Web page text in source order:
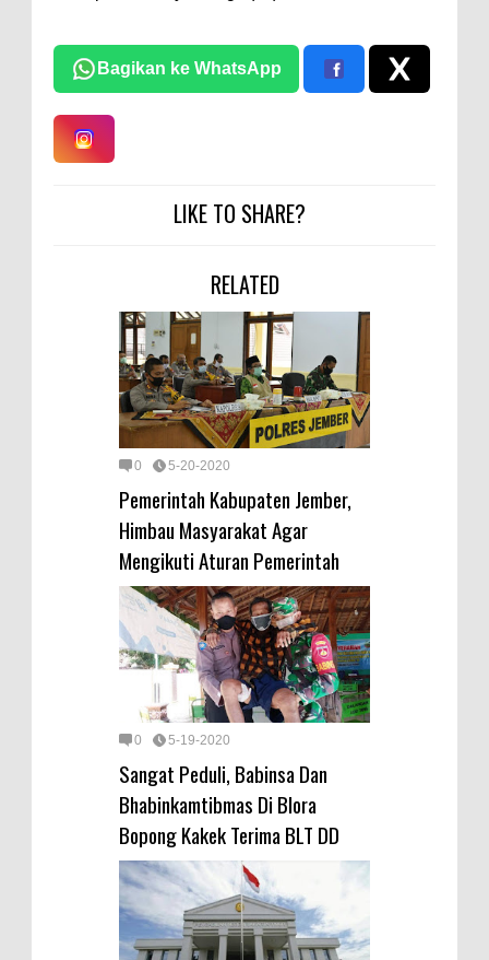
Bagikan ke WhatsApp
LIKE TO SHARE?
RELATED
0 5-20-2020
Pemerintah Kabupaten Jember,
Himbau Masyarakat Agar
Mengikuti Aturan Pemerintah
0 5-19-2020
Sangat Peduli, Babinsa Dan
Bhabinkamtibmas Di Blora
Bopong Kakek Terima BLT DD